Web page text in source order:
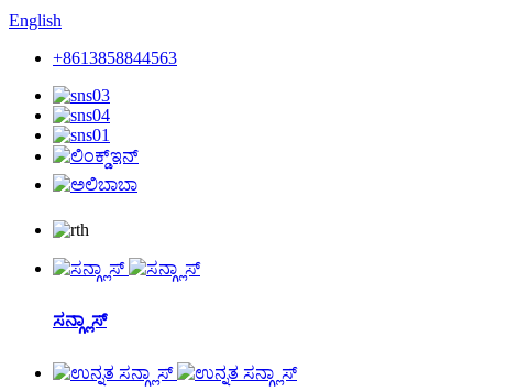
English
+8613858844563
ಸನ್ಗ್ಲಾಸ್